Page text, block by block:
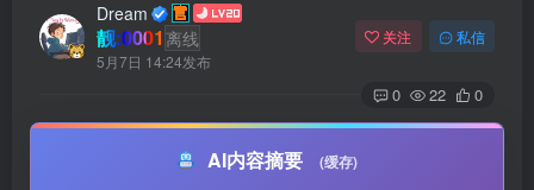
Dream
靓:0001 离线
5月7日 14:24发布
关注 私信
0 22 0
AI内容摘要 (缓存)